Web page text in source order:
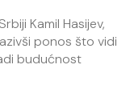
Kamil Hasijev,
ponos što vidi
budućnost